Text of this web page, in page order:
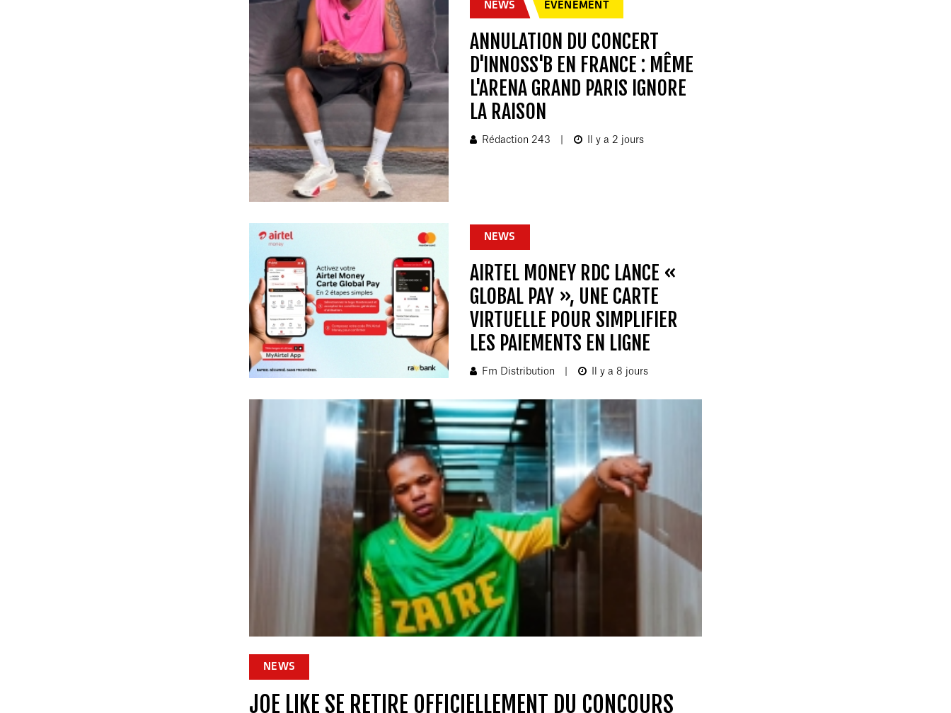
NEWS EVENEMENT
ANNULATION DU CONCERT
D'INNOSS'B EN FRANCE : MÊME
L'ARENA GRAND PARIS IGNORE
LA RAISON
Rédaction 243 Il y a 2 jours
NEWS
AIRTEL MONEY RDC LANCE «
GLOBAL PAY », UNE CARTE
VIRTUELLE POUR SIMPLIFIER
LES PAIEMENTS EN LIGNE
Fm Distribution Il y a 8 jours
NEWS
JOE LIKE SE RETIRE OFFICIELLEMENT DU CONCOURS